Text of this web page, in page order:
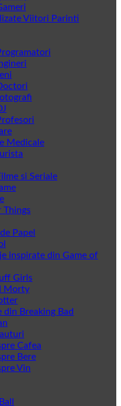
Viitori Parinti
Medicale
si Seriale
Things
Papel
inspirate din Game of
Girls
Morty
Breaking Bad
Cafea
Bere
Vin